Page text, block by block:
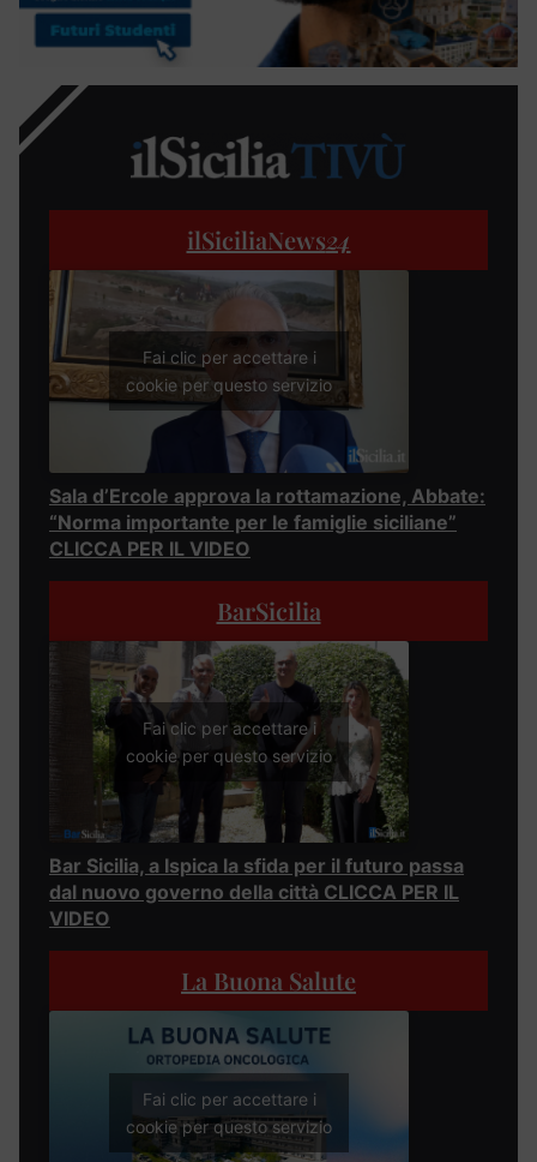
ilSiciliaNews24
Fai clic per accettare i
cookie per questo servizio
Sala d’Ercole approva la rottamazione, Abbate:
“Norma importante per le famiglie siciliane”
CLICCA PER IL VIDEO
BarSicilia
Fai clic per accettare i
cookie per questo servizio
Bar Sicilia, a Ispica la sfida per il futuro passa
dal nuovo governo della città CLICCA PER IL
VIDEO
La Buona Salute
Fai clic per accettare i
cookie per questo servizio